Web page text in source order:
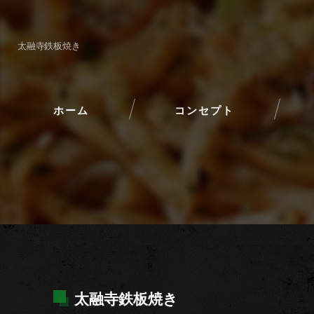
太融寺鉄板焼き
ホーム コンセプト
太融寺鉄板焼き